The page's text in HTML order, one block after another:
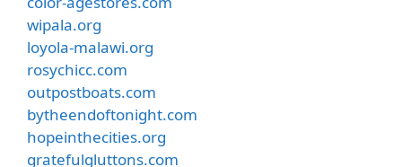
wipala.org
loyola-malawi.org
rosychicc.com
outpostboats.com
bytheendoftonight.com
hopeinthecities.org
gratefulgluttons.com